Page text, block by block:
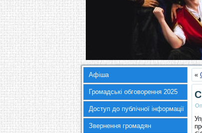
Афіша
Громадські обговорення 2025
Доступ до публічної інформації
Звернення громадян
«